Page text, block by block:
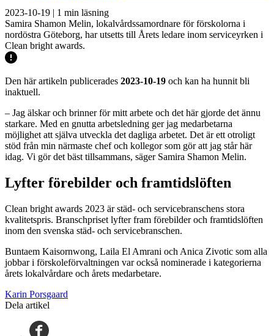
2023-10-19 | 1 min läsning
Samira Shamon Melin, lokalvårdssamordnare för förskolorna i
nordöstra Göteborg, har utsetts till Årets ledare inom serviceyrken i
Clean bright awards.
Den här artikeln publicerades 2023-10-19 och kan ha hunnit bli
inaktuell.
– Jag älskar och brinner för mitt arbete och det här gjorde det ännu
starkare. Med en gnutta arbetsledning ger jag medarbetarna
möjlighet att själva utveckla det dagliga arbetet. Det är ett otroligt
stöd från min närmaste chef och kollegor som gör att jag står här
idag. Vi gör det bäst tillsammans, säger Samira Shamon Melin.
Lyfter förebilder och framtidslöften
Clean bright awards 2023 är städ- och servicebranschens stora
kvalitetspris. Branschpriset lyfter fram förebilder och framtidslöften
inom den svenska städ- och servicebranschen.
Buntaem Kaisornwong, Laila El Amrani och Anica Zivotic som alla
jobbar i förskoleförvaltningen var också nominerade i kategorierna
årets lokalvårdare och årets medarbetare.
Karin Porsgaard
Dela artikel